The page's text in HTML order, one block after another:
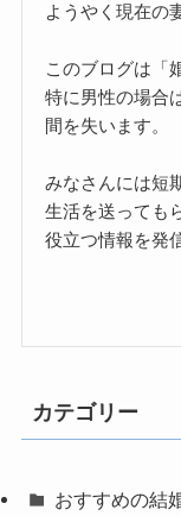
ようやく現在の
このブログは「
特に男性の場合
間を失います。
みなさんには短
生活を送っても
役立つ情報を発
カテゴリー
おすすめの結